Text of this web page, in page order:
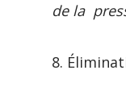
de la
8.